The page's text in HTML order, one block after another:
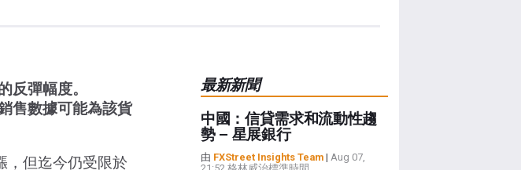
反彈幅度。
售數據可能為該貨
，但迄今仍受限於
最新新聞
中國：信貸需求和流動性趨
勢 – 星展銀行
由 FXStreet Insights Team| Aug 07,